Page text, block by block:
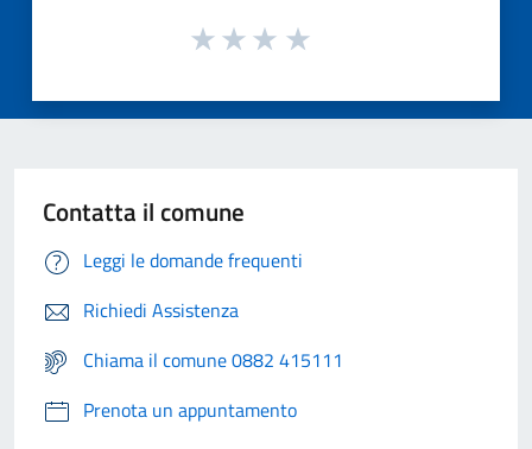
Contatta il comune
Leggi le domande frequenti
Richiedi Assistenza
Chiama il comune 0882 415111
Prenota un appuntamento